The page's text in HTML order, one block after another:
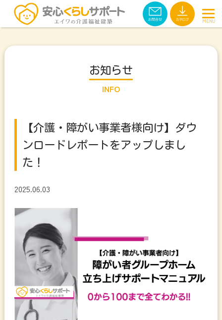
お知らせ
INFO
【介護・障がい事業者様向け】ダウ
ンロードレポートをアップしまし
た！
2025.06.03